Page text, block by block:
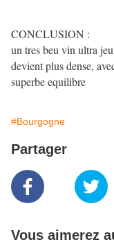
CONCLUSION :
un tres beu vin ultra
devient plus dense,
superbe equilibre
#Bourgogne
Partager
Vous aimerez